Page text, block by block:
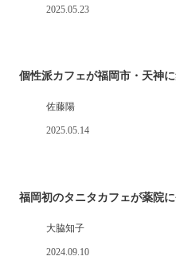
2025.05.23
個性派カフェが福岡市・天神
佐藤陽
2025.05.14
福岡初のタニタカフェが薬院
大脇知子
2024.09.10